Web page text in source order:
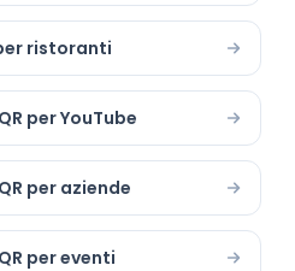
ristoranti
per YouTube
per aziende
per eventi